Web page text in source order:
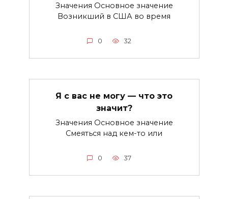
Значения Основное значение
Возникший в США во время
0 32
Я с вас не могу — что это
значит?
Значения Основное значение
Смеяться над кем-то или
0 37